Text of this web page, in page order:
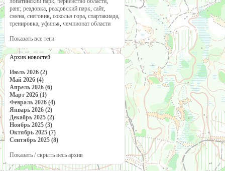
ранг, реадовка, реадовский парк, сайт,
смена, снеговик, соколья гора, спартакиада,
тренировка, уфинья, чемпионат области
Показать все теги
Архив новостей
Июль 2026 (2)
Май 2026 (4)
Апрель 2026 (6)
Март 2026 (1)
Февраль 2026 (4)
Январь 2026 (2)
Декабрь 2025 (2)
Ноябрь 2025 (3)
Октябрь 2025 (7)
Сентябрь 2025 (8)
Показать / скрыть весь архив